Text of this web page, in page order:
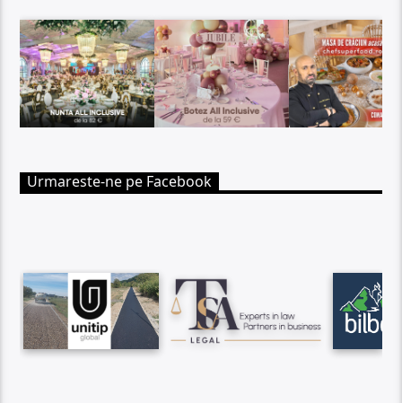
Urmareste-ne pe Facebook